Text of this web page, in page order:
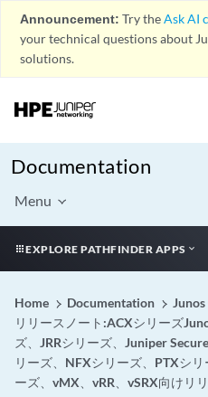
Announcement: Try theAsk AI
your technical questions about
solutions.
Documentation
Menu
EXPLORE PATHFINDER APPS
Home Documentation
Junos
リリースノート:ACXシリーズ
ズ、JRRシリーズ、Juniper
リーズ、NFXシリーズ、PTXシ
ーズ、vMX、vRR、vSRX向けリ